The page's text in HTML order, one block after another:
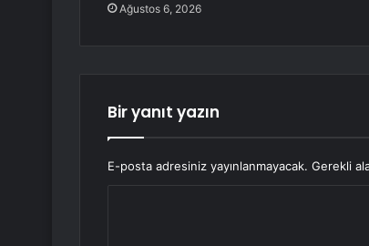
Ağustos 6, 2026
Bir yanıt yazın
E-posta adresiniz yayınlanmayacak. Gerekli